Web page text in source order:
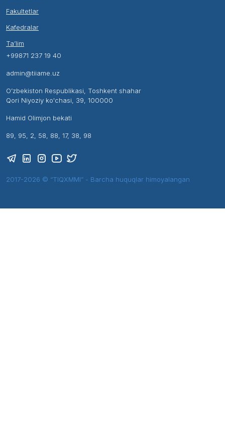
Fakultetlar
Kafedralar
Ta’lim
+99871 237 19 40
admin@tiiame.uz
O’zbekiston Respublikasi, Toshkent shahar
Qori Niyoziy ko'chasi, 39, 100000
Hamid Olimjon bekati
89, 95, 2, 58, 88, 17, 38, 98
2017-2026 © “TIQXMMI” - Barcha huquqlar himoyalangan